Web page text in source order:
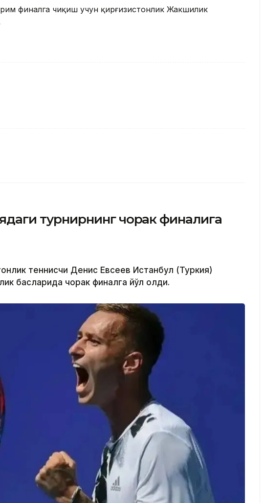
финалга чиқиш учун қирғизистонлик Жакшилик
турнирнинг чорак финалига
теннисчи Денис Евсеев Истанбул (Туркия)
баҳсларида чорак финалга йўл олди.